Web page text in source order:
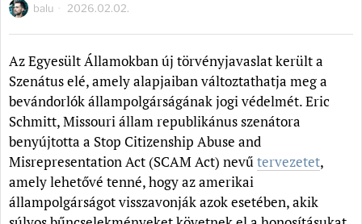
balu 2026.02.02.
Az Egyesült Államokban új törvényjavaslat került a
Szenátus elé, amely alapjaiban változtathatja meg a
bevándorlók állampolgárságának jogi védelmét. Eric
Schmitt, Missouri állam republikánus szenátora
benyújtotta a Stop Citizenship Abuse and
Misrepresentation Act (SCAM Act) nevűtervezetet,
amely lehetővé tenné, hogy az amerikai
állampolgárságot visszavonják azok esetében, akik